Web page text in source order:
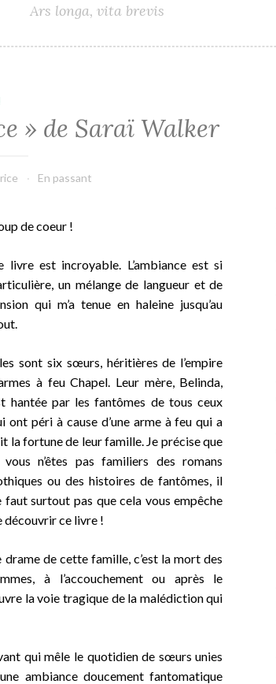
Ars longa, vita brevis
» de Saraï Walker
En passant
de coeur !
livre est incroyable. L’ambiance est si
un mélange de langueur et de
qui m’a tenue en haleine jusqu’au
sont six sœurs, héritières de l’empire
à feu Chapel. Leur mère, Belinda,
hantée par les fantômes de tous ceux
ont péri à cause d’une arme à feu qui a
la fortune de leur famille. Je précise que
n’êtes pas familiers des romans
ou des histoires de fantômes, il
faut surtout pas que cela vous empêche
découvrir ce livre !
drame de cette famille, c’est la mort des
à l’accouchement ou après le
la voie tragique de la malédiction qui
qui mêle le quotidien de sœurs unies
ambiance doucement fantomatique